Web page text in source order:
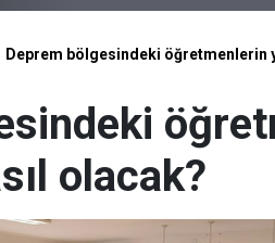
Deprem bölgesindeki öğretmenlerin
olacak?